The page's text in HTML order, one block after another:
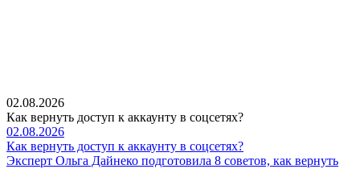
02.08.2026
Как вернуть доступ к аккаунту в соцсетях?
02.08.2026
Как вернуть доступ к аккаунту в соцсетях?
Эксперт Ольга Дайнеко подготовила 8 советов, как вернуть